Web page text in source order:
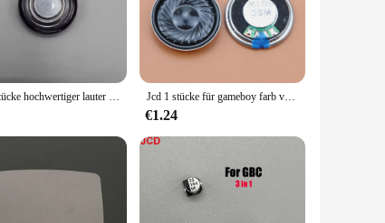
Jcd 1 stücke hochwertiger lauter lautsprecher für gameboy advance sp für gba sp horn eingebauter sounder host zubehör spiel ersatz Jcd 1 stücke für gameboy farb voraus ersatz lautsprecher für gba sp gbc gb gbp lautsprecher
€1.24